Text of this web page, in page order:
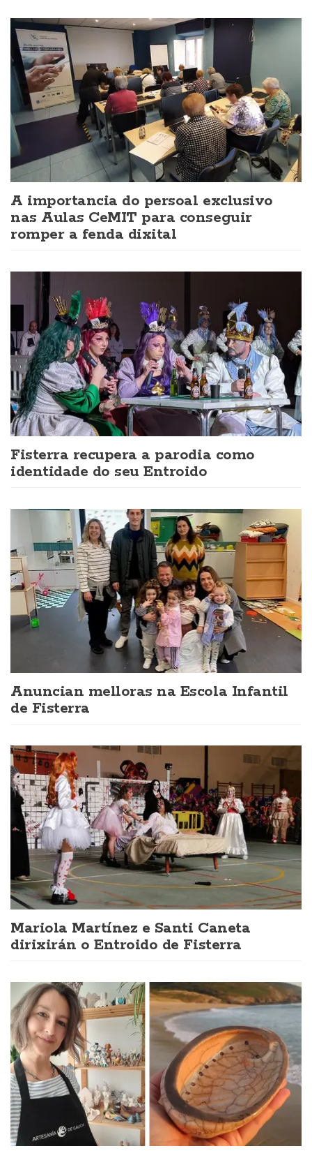
A importancia do persoal exclusivo
nas Aulas CeMIT para conseguir
romper a fenda dixital
Fisterra recupera a parodia como
identidade do seu Entroido
Anuncian melloras na Escola Infantil
de Fisterra
Mariola Martínez e Santi Caneta
dirixirán o Entroido de Fisterra